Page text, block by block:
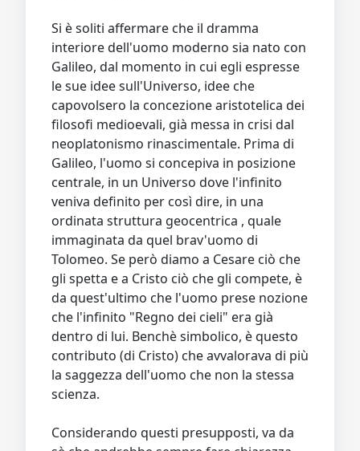
Si è soliti affermare che il dramma
interiore dell'uomo moderno sia nato con
Galileo, dal momento in cui egli espresse
le sue idee sull'Universo, idee che
capovolsero la concezione aristotelica dei
filosofi medioevali, già messa in crisi dal
neoplatonismo rinascimentale. Prima di
Galileo, l'uomo si concepiva in posizione
centrale, in un Universo dove l'infinito
veniva definito per così dire, in una
ordinata struttura geocentrica , quale
immaginata da quel brav'uomo di
Tolomeo. Se però diamo a Cesare ciò che
gli spetta e a Cristo ciò che gli compete, è
da quest'ultimo che l'uomo prese nozione
che l'infinito "Regno dei cieli" era già
dentro di lui. Benchè simbolico, è questo
contributo (di Cristo) che avvalorava di più
la saggezza dell'uomo che non la stessa
scienza.
Considerando questi presupposti, va da